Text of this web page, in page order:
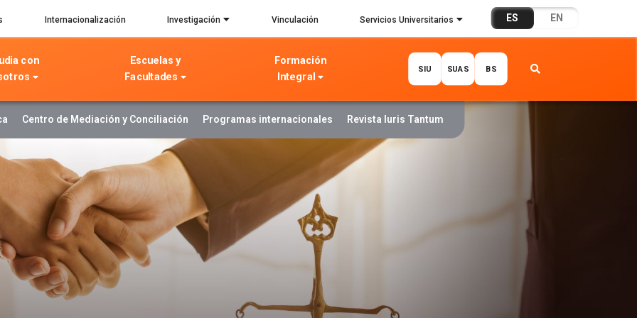
Internacionalización Investigación Vinculación Servicios Universitarios ES EN
con Escuelas y
Facultades
Formación
Integral
SIU SUAS BS
Centro de Mediación y Conciliación Programas internacionales Revista Iuris Tantum